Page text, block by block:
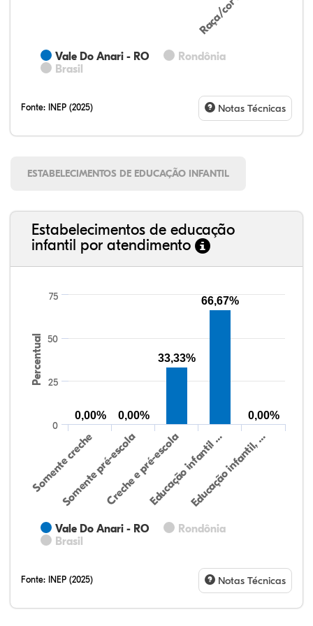
Vale Do Anari - RO
Rondônia
Brasil
Fonte: INEP (2025) Notas Técnicas
ESTABELECIMENTOS DE EDUCAÇÃO INFANTIL
Estabelecimentos de educação
infantil por atendimento
Percentual
Vale Do Anari - RO
Rondônia
Brasil
Somente creche
Somente pré-escolaCreche e pré-escolaEducação infantil …Educação infantil, …
0
25
50
75
0,00% 0,00%
33,33%
66,67%
0,00%
Fonte: INEP (2025) Notas Técnicas